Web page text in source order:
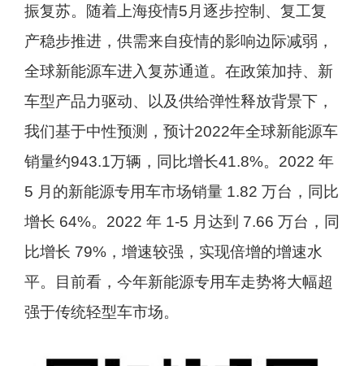
振复苏。随着上海疫情5月逐步控制、复工复
产稳步推进，供需来自疫情的影响边际减弱，
全球新能源车进入复苏通道。在政策加持、新
车型产品力驱动、以及供给弹性释放背景下，
我们基于中性预测，预计2022年全球新能源车
销量约943.1万辆，同比增长41.8%。2022 年
5 月的新能源专用车市场销量 1.82 万台，同比
增长 64%。2022 年 1-5 月达到 7.66 万台，同
比增长 79%，增速较强，实现倍增的增速水
平。目前看，今年新能源专用车走势将大幅超
强于传统轻型车市场。